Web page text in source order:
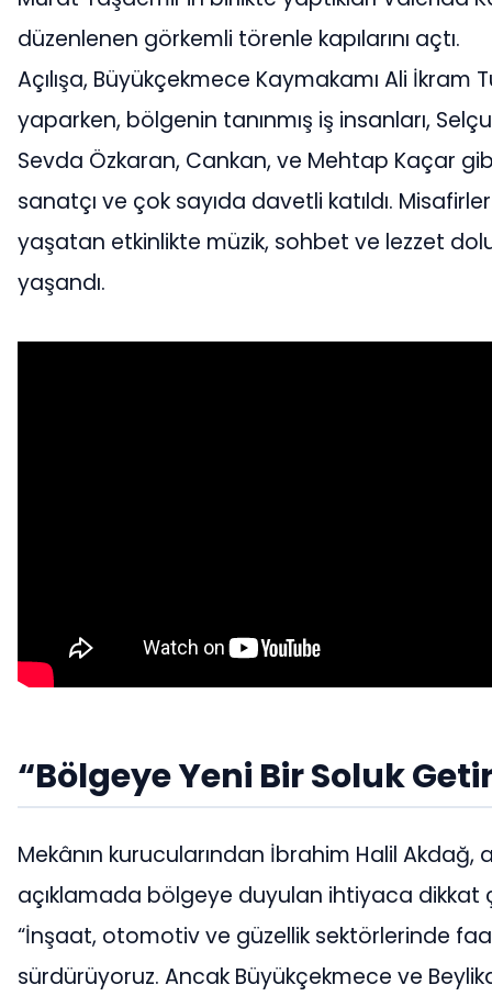
düzenlenen görkemli törenle kapılarını açtı.
Açılışa, Büyükçekmece Kaymakamı Ali İkram
yaparken, bölgenin tanınmış iş insanları,
Sevda Özkaran, Cankan, ve Mehtap Kaçar
sanatçı ve çok sayıda davetli katıldı.
yaşatan etkinlikte müzik, sohbet ve lezzet
yaşandı.
“Bölgeye Yeni Bir Soluk
Mekânın kurucularından İbrahim Halil Akdağ,
açıklamada bölgeye duyulan ihtiyaca dikkat
“İnşaat, otomotiv ve güzellik sektörlerinde
sürdürüyoruz. Ancak Büyükçekmece ve